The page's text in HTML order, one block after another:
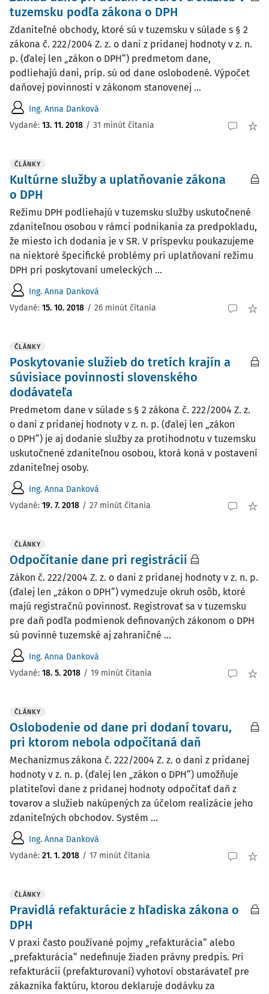
tuzemsku podľa zákona o DPH
Zdaniteľné obchody, ktoré sú v tuzemsku v súlade s § 2
zákona č. 222/2004 Z. z. o dani z pridanej hodnoty v z. n.
p. (ďalej len „zákon o DPH“) predmetom dane,
podliehajú dani, príp. sú od dane oslobodené. Výpočet
daňovej povinnosti v zákonom stanovenej ...
Ing. Anna Danková
Vydané: 13. 11. 2018 / 31 minút čítania
ČLÁNKY
Kultúrne služby a uplatňovanie zákona
o DPH
Režimu DPH podliehajú v tuzemsku služby uskutočnené
zdaniteľnou osobou v rámci podnikania za predpokladu,
že miesto ich dodania je v SR. V príspevku poukazujeme
na niektoré špecifické problémy pri uplatňovaní režimu
DPH pri poskytovaní umeleckých ...
Ing. Anna Danková
Vydané: 15. 10. 2018 / 26 minút čítania
ČLÁNKY
Poskytovanie služieb do tretích krajín a
súvisiace povinnosti slovenského
dodávateľa
Predmetom dane v súlade s § 2 zákona č. 222/2004 Z. z.
o dani z pridanej hodnoty v z. n. p. (ďalej len „zákon
o DPH“) je aj dodanie služby za protihodnotu v tuzemsku
uskutočnené zdaniteľnou osobou, ktorá koná v postavení
zdaniteľnej osoby.
Ing. Anna Danková
Vydané: 19. 7. 2018 / 27 minút čítania
ČLÁNKY
Odpočítanie dane pri registrácii
Zákon č. 222/2004 Z. z. o dani z pridanej hodnoty v z. n. p.
(ďalej len „zákon o DPH“) vymedzuje okruh osôb, ktoré
majú registračnú povinnosť. Registrovať sa v tuzemsku
pre daň podľa podmienok definovaných zákonom o DPH
sú povinné tuzemské aj zahraničné ...
Ing. Anna Danková
Vydané: 18. 5. 2018 / 19 minút čítania
ČLÁNKY
Oslobodenie od dane pri dodaní tovaru,
pri ktorom nebola odpočítaná daň
Mechanizmus zákona č. 222/2004 Z. z. o dani z pridanej
hodnoty v z. n. p. (ďalej len „zákon o DPH“) umožňuje
platiteľovi dane z pridanej hodnoty odpočítať daň z
tovarov a služieb nakúpených za účelom realizácie jeho
zdaniteľných obchodov. Systém ...
Ing. Anna Danková
Vydané: 21. 1. 2018 / 17 minút čítania
ČLÁNKY
Pravidlá refakturácie z hľadiska zákona o
DPH
V praxi často používané pojmy „refakturácia“ alebo
„prefakturácia“ nedefinuje žiaden právny predpis. Pri
refakturácii (prefakturovaní) vyhotoví obstarávateľ pre
zákazníka faktúru, ktorou deklaruje dodávku za